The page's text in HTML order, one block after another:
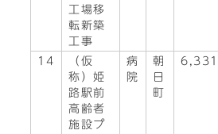
工場移
転新築
工事
14
（仮
称）姫
路駅前
高齢者
施設プ
病
院
朝
日
町
6,331